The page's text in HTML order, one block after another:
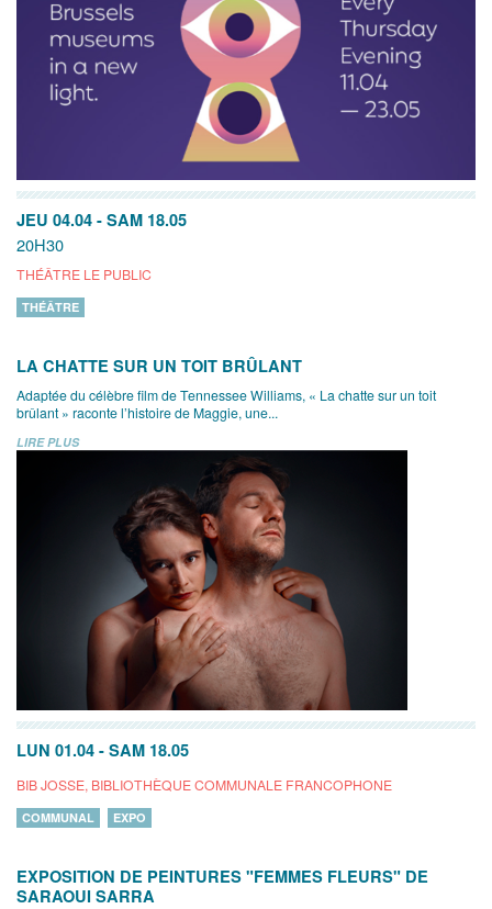
JEU 04.04 - SAM 18.05
20H30
THÉÂTRE LE PUBLIC
THÉÂTRE
LA CHATTE SUR UN TOIT BRÛLANT
Adaptée du célèbre film de Tennessee Williams, « La chatte sur un toit
brûlant » raconte l’histoire de Maggie, une...
LIRE PLUS
LUN 01.04 - SAM 18.05
BIB JOSSE, BIBLIOTHÈQUE COMMUNALE FRANCOPHONE
COMMUNAL EXPO
EXPOSITION DE PEINTURES "FEMMES FLEURS" DE
SARAOUI SARRA